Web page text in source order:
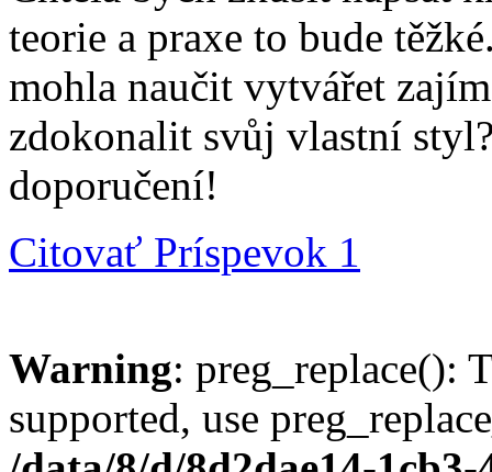
teorie a praxe to bude
mohla naučit vytvářet
zdokonalit svůj vlastní
doporučení!
Citovať Príspevok 1
Warning: preg_replace():
supported, use